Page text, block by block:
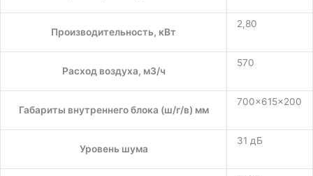
Производительность, кВт
2,80
Расход воздуха, м3/ч
570
Габариты внутреннего блока (ш/г/в) мм
700×615×200
Уровень шума
31 дБ